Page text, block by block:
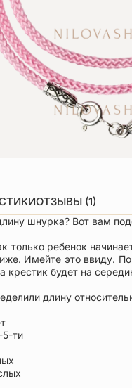
ОТЗЫВЫ (1)
шнурка? Вот вам
только ребенок
Имейте это ввиду.
будет на
длину
5-ти